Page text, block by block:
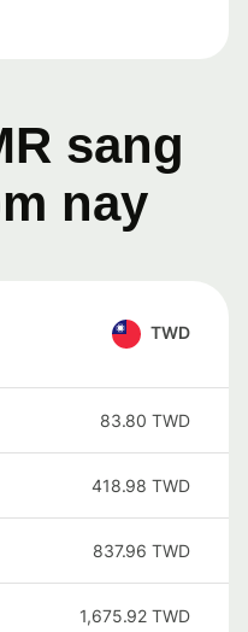
sang
nay
TWD
83.80 TWD
418.98 TWD
837.96 TWD
1,675.92 TWD